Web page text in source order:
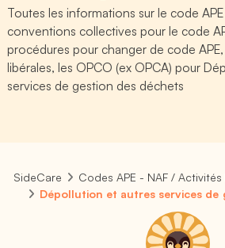
Toutes les informations sur le code
conventions collectives pour le code
procédures pour changer de code
libérales, les OPCO (ex OPCA) pour
services de gestion des déchets
SideCare
Codes APE - NAF /
Dépollution et autres services de